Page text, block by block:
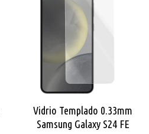
Vidrio Templado 0.33mm
Samsung Galaxy S24 FE